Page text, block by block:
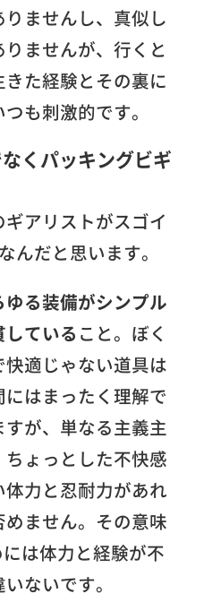
ませんし、真似し
ませんが、行くと
た経験とその裏に
も刺激的です。
くパッキングビギ
アリストがスゴイ
んだと思います。
ゆる装備がシンプル
ている こと。ぼく
適じゃない道具は
はまったく理解で
が、単なる主義主
ょっとした不快感
力と忍耐力があれ
ません。その意味
は体力と経験が不
ないです。